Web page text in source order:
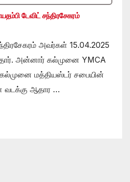
டேவிட் சந்திரசேகரம்
அவர்கள் 15.04.2025
அன்னார் கல்முனை YMCA
மத்தியஸ்டர் சபையின்
வடக்கு ஆதார …